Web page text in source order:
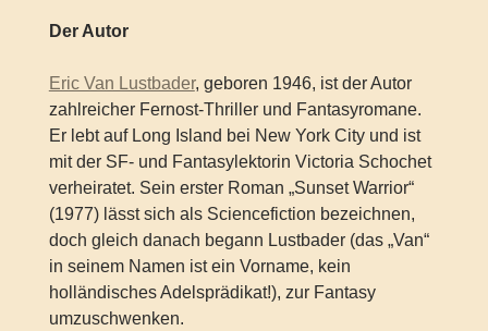
Der Autor
Eric Van Lustbader, geboren 1946, ist der Autor
zahlreicher Fernost-Thriller und Fantasyromane.
Er lebt auf Long Island bei New York City und ist
mit der SF- und Fantasylektorin Victoria Schochet
verheiratet. Sein erster Roman „Sunset Warrior“
(1977) lässt sich als Sciencefiction bezeichnen,
doch gleich danach begann Lustbader (das „Van“
in seinem Namen ist ein Vorname, kein
holländisches Adelsprädikat!), zur Fantasy
umzuschwenken.